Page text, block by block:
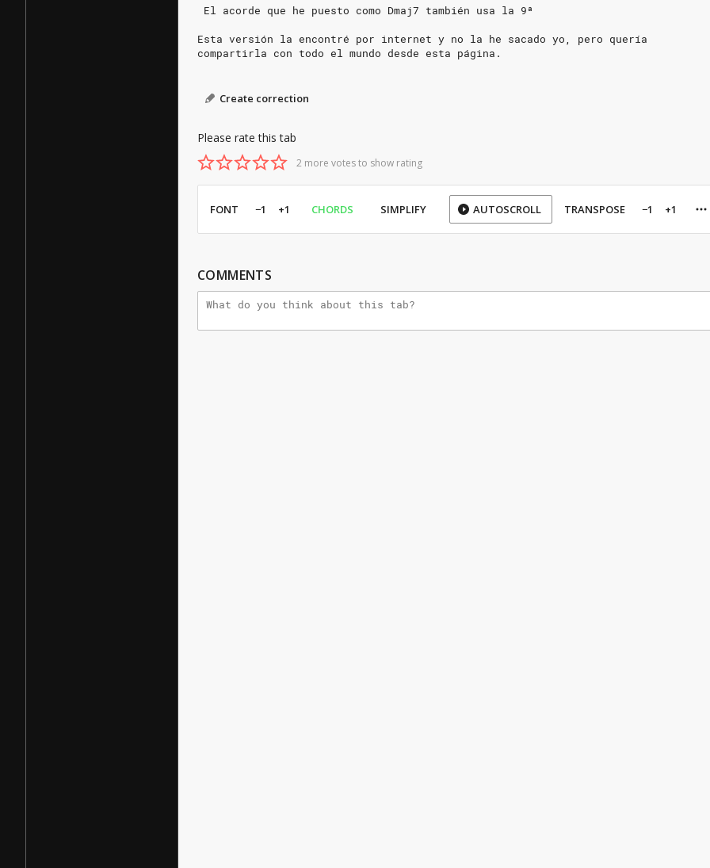
El acorde que he puesto como Dmaj7 también usa la 9ª
Esta versión la encontré por internet y no la he sacado yo, pero quería
compartirla con todo el mundo desde esta página.
Create correction
Please rate this tab
2 more votes to show rating
FONT −1 +1 CHORDS SIMPLIFY AUTOSCROLL TRANSPOSE −1 +1
COMMENTS